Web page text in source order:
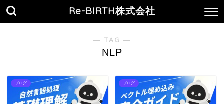
Re-BIRTH株式会社
― TAG ―
NLP
ブログ ブログ